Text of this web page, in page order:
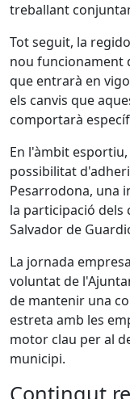
treballant
Tot seguit, la
nou funcionament
que entrarà en
els canvis que
comportarà
En l'àmbit
possibilitat
Pesarrodona, una
la participació dels
Salvador de
La jornada
voluntat de
de mantenir una
estreta amb les
motor clau per al
municipi.
Contingut